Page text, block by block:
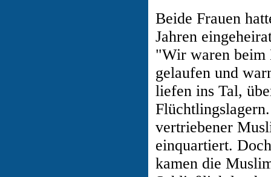
Beide Frauen
Jahren
"Wir waren beim
gelaufen und
liefen ins Tal,
vertriebener
einquartiert.
kamen die